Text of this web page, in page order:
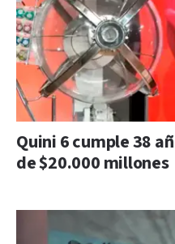
Quini 6 cumple 38
de $20.000 millones